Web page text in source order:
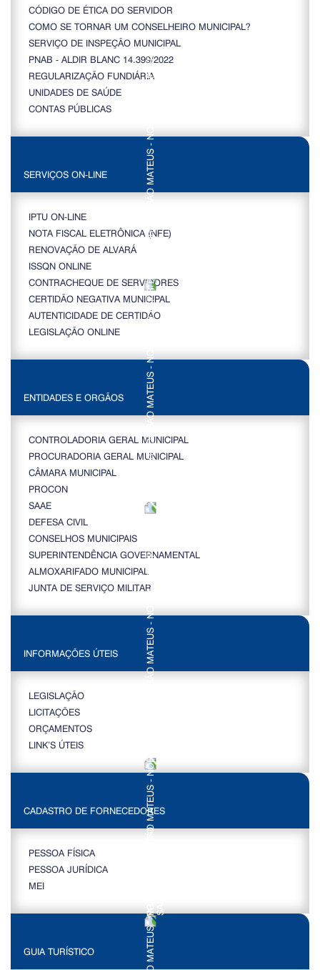
CÓDIGO DE ÉTICA DO SERVIDOR
COMO SE TORNAR UM CONSELHEIRO MUNICIPAL?
SERVIÇO DE INSPEÇÃO MUNICIPAL
PNAB - ALDIR BLANC 14.399/2022
REGULARIZAÇÃO FUNDIÁRIA
UNIDADES DE SAÚDE
CONTAS PÚBLICAS
SERVIÇOS ON-LINE
IPTU ON-LINE
NOTA FISCAL ELETRÔNICA (NFE)
RENOVAÇÃO DE ALVARÁ
ISSQN ONLINE
CONTRACHEQUE DE SERVIDORES
CERTIDÃO NEGATIVA MUNICIPAL
AUTENTICIDADE DE CERTIDÃO
LEGISLAÇÃO ONLINE
ENTIDADES E ORGÃOS
CONTROLADORIA GERAL MUNICIPAL
PROCURADORIA GERAL MUNICIPAL
CÂMARA MUNICIPAL
PROCON
SAAE
DEFESA CIVIL
CONSELHOS MUNICIPAIS
SUPERINTENDÊNCIA GOVERNAMENTAL
ALMOXARIFADO MUNICIPAL
JUNTA DE SERVIÇO MILITAR
INFORMAÇÕES ÚTEIS
LEGISLAÇÃO
LICITAÇÕES
ORÇAMENTOS
LINK’S ÚTEIS
CADASTRO DE FORNECEDORES
PESSOA FÍSICA
PESSOA JURÍDICA
MEI
GUIA TURÍSTICO